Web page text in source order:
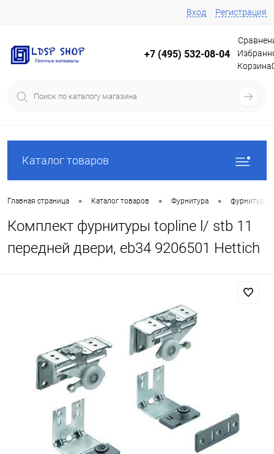
Вход Регистрация
+7 (495) 532-08-04
Корзина
Каталог товаров
Главная страница • Каталог товаров • Фурнитура • фурнитура
Комплект фурнитуры topline l/ stb 11
передней двери, eb34 9206501 Hettich